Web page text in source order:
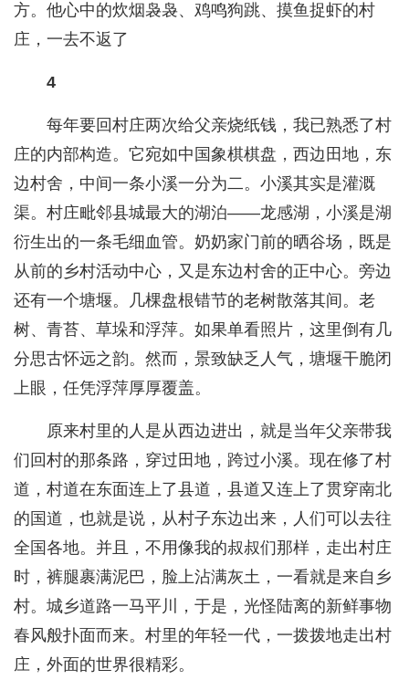
方。他心中的炊烟袅袅、鸡鸣狗跳、摸鱼捉虾的村
庄，一去不返了
4
每年要回村庄两次给父亲烧纸钱，我已熟悉了村
庄的内部构造。它宛如中国象棋棋盘，西边田地，东
边村舍，中间一条小溪一分为二。小溪其实是灌溉
渠。村庄毗邻县城最大的湖泊——龙感湖，小溪是湖
衍生出的一条毛细血管。奶奶家门前的晒谷场，既是
从前的乡村活动中心，又是东边村舍的正中心。旁边
还有一个塘堰。几棵盘根错节的老树散落其间。老
树、青苔、草垛和浮萍。如果单看照片，这里倒有几
分思古怀远之韵。然而，景致缺乏人气，塘堰干脆闭
上眼，任凭浮萍厚厚覆盖。
原来村里的人是从西边进出，就是当年父亲带我
们回村的那条路，穿过田地，跨过小溪。现在修了村
道，村道在东面连上了县道，县道又连上了贯穿南北
的国道，也就是说，从村子东边出来，人们可以去往
全国各地。并且，不用像我的叔叔们那样，走出村庄
时，裤腿裹满泥巴，脸上沾满灰土，一看就是来自乡
村。城乡道路一马平川，于是，光怪陆离的新鲜事物
春风般扑面而来。村里的年轻一代，一拨拨地走出村
庄，外面的世界很精彩。